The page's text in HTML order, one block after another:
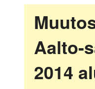
Aalto-
2014